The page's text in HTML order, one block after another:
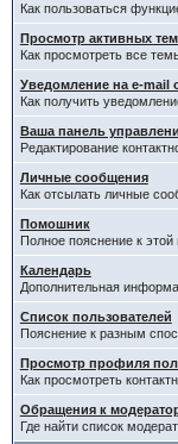
Как пользоваться
Просмотр активных
Как просмотреть все
Уведомление на е-mail
Как получить
Ваша панель
Редактирование
Личные сообщения
Как отсылать личные
Помошник
Полное пояснение к
Календарь
Дополнительная
Список пользователей
Пояснение к разным
Просмотр профиля
Как просмотреть
Обращения к
Где найти список